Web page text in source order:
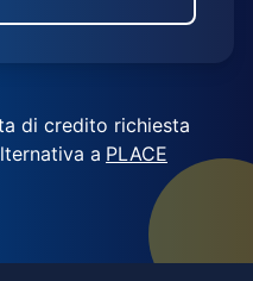
di credito richiesta
a PLACE